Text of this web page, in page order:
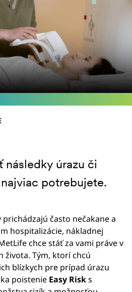
následky úrazu či
potrebujete.
často nečakane a
hospitalizácie, nákladnej
chce stáť za vami práve v
života. Tým, ktorí chcú
blízkych pre prípad úrazu
poistenie Easy Risks